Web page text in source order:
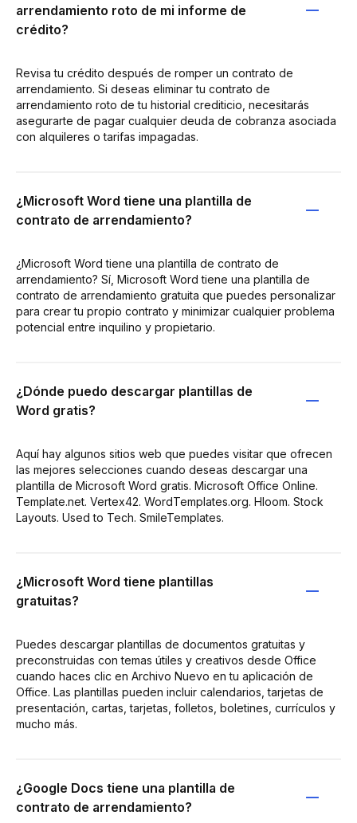
arrendamiento roto de mi informe de
crédito?
Revisa tu crédito después de romper un contrato de
arrendamiento. Si deseas eliminar tu contrato de
arrendamiento roto de tu historial crediticio, necesitarás
asegurarte de pagar cualquier deuda de cobranza asociada
con alquileres o tarifas impagadas.
¿Microsoft Word tiene una plantilla de
contrato de arrendamiento?
¿Microsoft Word tiene una plantilla de contrato de
arrendamiento? Sí, Microsoft Word tiene una plantilla de
contrato de arrendamiento gratuita que puedes personalizar
para crear tu propio contrato y minimizar cualquier problema
potencial entre inquilino y propietario.
¿Dónde puedo descargar plantillas de
Word gratis?
Aquí hay algunos sitios web que puedes visitar que ofrecen
las mejores selecciones cuando deseas descargar una
plantilla de Microsoft Word gratis. Microsoft Office Online.
Template.net. Vertex42. WordTemplates.org. Hloom. Stock
Layouts. Used to Tech. SmileTemplates.
¿Microsoft Word tiene plantillas
gratuitas?
Puedes descargar plantillas de documentos gratuitas y
preconstruidas con temas útiles y creativos desde Office
cuando haces clic en Archivo Nuevo en tu aplicación de
Office. Las plantillas pueden incluir calendarios, tarjetas de
presentación, cartas, tarjetas, folletos, boletines, currículos y
mucho más.
¿Google Docs tiene una plantilla de
contrato de arrendamiento?